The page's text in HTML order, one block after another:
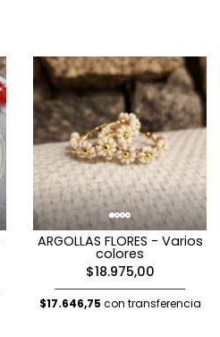
ARGOLLAS FLORES - Varios
colores
$18.975,00
$17.646,75 con transferencia